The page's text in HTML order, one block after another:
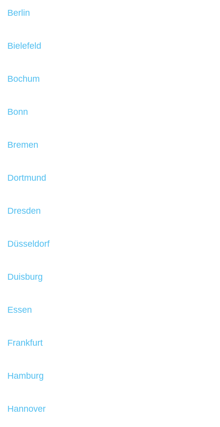
Berlin
Bielefeld
Bochum
Bonn
Bremen
Dortmund
Dresden
Düsseldorf
Duisburg
Essen
Frankfurt
Hamburg
Hannover